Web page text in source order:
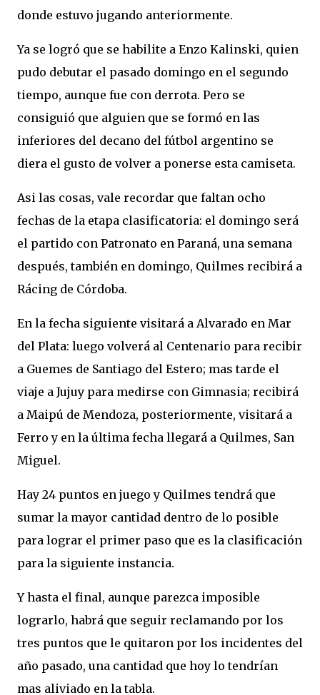
donde estuvo jugando anteriormente.
Ya se logró que se habilite a Enzo Kalinski, quien
pudo debutar el pasado domingo en el segundo
tiempo, aunque fue con derrota. Pero se
consiguió que alguien que se formó en las
inferiores del decano del fútbol argentino se
diera el gusto de volver a ponerse esta camiseta.
Asi las cosas, vale recordar que faltan ocho
fechas de la etapa clasificatoria: el domingo será
el partido con Patronato en Paraná, una semana
después, también en domingo, Quilmes recibirá a
Rácing de Córdoba.
En la fecha siguiente visitará a Alvarado en Mar
del Plata: luego volverá al Centenario para recibir
a Guemes de Santiago del Estero; mas tarde el
viaje a Jujuy para medirse con Gimnasia; recibirá
a Maipú de Mendoza, posteriormente, visitará a
Ferro y en la última fecha llegará a Quilmes, San
Miguel.
Hay 24 puntos en juego y Quilmes tendrá que
sumar la mayor cantidad dentro de lo posible
para lograr el primer paso que es la clasificación
para la siguiente instancia.
Y hasta el final, aunque parezca imposible
lograrlo, habrá que seguir reclamando por los
tres puntos que le quitaron por los incidentes del
año pasado, una cantidad que hoy lo tendrían
mas aliviado en la tabla.